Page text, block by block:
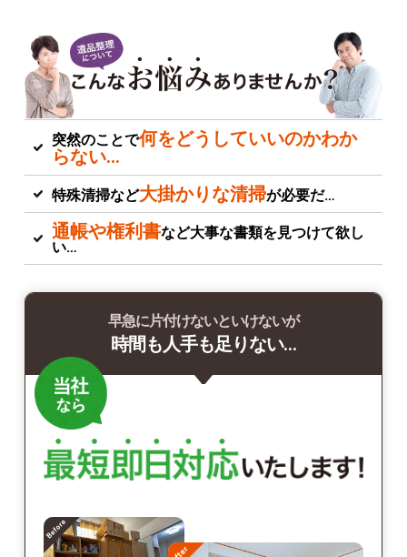
突然のことで何をどうしていいのかわか
らない…
特殊清掃など大掛かりな清掃が必要だ…
通帳や権利書など大事な書類を見つけて欲し
い…
早急に片付けないといけないが
時間も人手も足りない…